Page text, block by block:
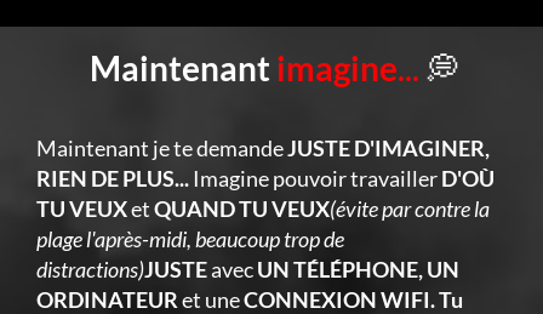
Maintenant imagine... 💭
Maintenant je te demandeJUSTE D'IMAGINER,
RIEN DE PLUS... Imagine pouvoir travaillerD'OÙ
TU VEUXetQUAND TU VEUX(évite par contre la
plage l'après-midi, beaucoup trop de
distractions)JUSTEavecUN TÉLÉPHONE, UN
ORDINATEURet uneCONNEXION WIFI. Tu